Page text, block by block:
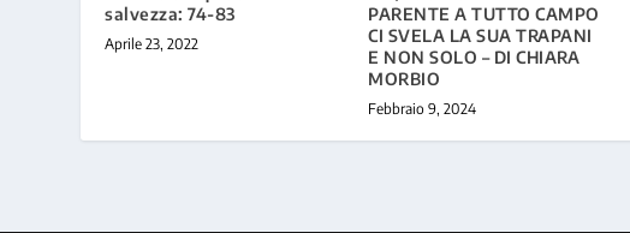
salvezza: 74-83
Aprile 23, 2022
PARENTE A TUTTO CAMPO
CI SVELA LA SUA TRAPANI
E NON SOLO – DI CHIARA
MORBIO
Febbraio 9, 2024